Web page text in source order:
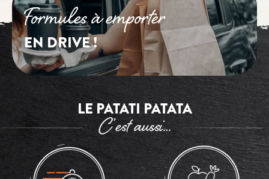
Formules à emporter
EN DRIVE !
LE PATATI PATATA
C’est aussi…